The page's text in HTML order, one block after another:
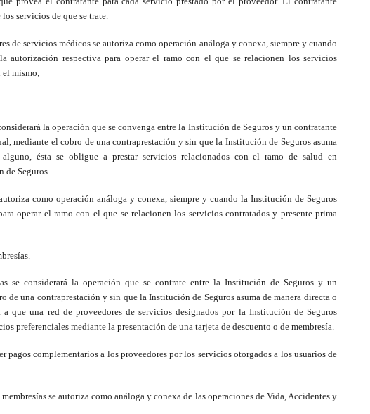
servicios de que se trate.
de servicios médicos se autoriza como operación análoga y conexa, siempre y cuando
autorización respectiva para operar el ramo con el que se relacionen los servicios
el mismo;
la operación que se convenga entre la Institución de Seguros y un contratante
mediante el cobro de una contraprestación y sin que la Institución de Seguros asuma
ésta se obligue a prestar servicios relacionados con el ramo de salud en
de Seguros.
como operación análoga y conexa, siempre y cuando la Institución de Seguros
operar el ramo con el que se relacionen los servicios contratados y presente prima
se considerará la operación que se contrate entre la Institución de Seguros y un
de una contraprestación y sin que la Institución de Seguros asuma de manera directa o
que una red de proveedores de servicios designados por la Institución de Seguros
preferenciales mediante la presentación de una tarjeta de descuento o de membresía.
pagos complementarios a los proveedores por los servicios otorgados a los usuarios de
se autoriza como análoga y conexa de las operaciones de Vida, Accidentes y